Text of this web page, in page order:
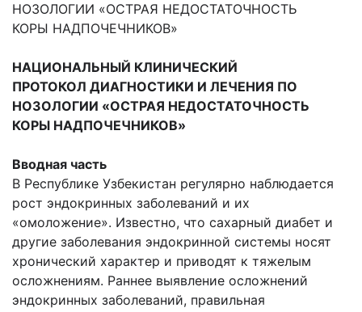
НОЗОЛОГИИ «ОСТРАЯ НЕДОСТАТОЧНОСТЬ
КОРЫ НАДПОЧЕЧНИКОВ»
НАЦИОНАЛЬНЫЙ КЛИНИЧЕСКИЙ
ПРОТОКОЛ ДИАГНОСТИКИ И ЛЕЧЕНИЯ ПО
НОЗОЛОГИИ «ОСТРАЯ НЕДОСТАТОЧНОСТЬ
КОРЫ НАДПОЧЕЧНИКОВ»
Вводная часть
В Республике Узбекистан регулярно наблюдается
рост эндокринных заболеваний и их
«омоложение». Известно, что сахарный диабет и
другие заболевания эндокринной системы носят
хронический характер и приводят к тяжелым
осложнениям. Раннее выявление осложнений
эндокринных заболеваний, правильная